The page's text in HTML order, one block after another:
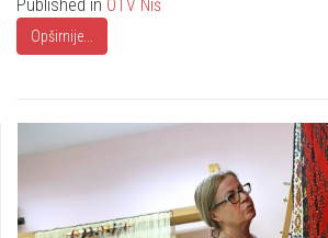
Published in OTV Niš
Opširnije...